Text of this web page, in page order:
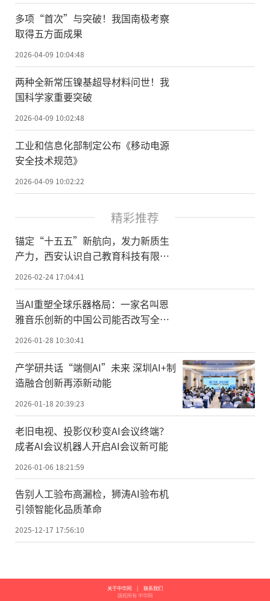
多项“首次”与突破！我国南极考察
取得五方面成果
2026-04-09 10:04:48
两种全新常压镍基超导材料问世！我
国科学家重要突破
2026-04-09 10:02:48
工业和信息化部制定公布《移动电源
安全技术规范》
2026-04-09 10:02:22
精彩推荐
锚定“十五五”新航向，发力新质生
产力，西安认识自己教育科技有限公
司荣膺国家级科技型中小企业
2026-02-24 17:04:41
当AI重塑全球乐器格局：一家名叫恩
雅音乐创新的中国公司能否改写全球
2026-01-28 10:30:41
产学研共话“端侧AI”未来 深圳AI+制
造融合创新再添新动能
2026-01-18 20:39:23
老旧电视、投影仪秒变AI会议终端？
成者AI会议机器人开启AI会议新可能
2026-01-06 18:21:59
告别人工验布高漏检，狮涛AI验布机
引领智能化品质革命
2025-12-17 17:56:10
关于中华网 |
联系我们
版权所有 中华网